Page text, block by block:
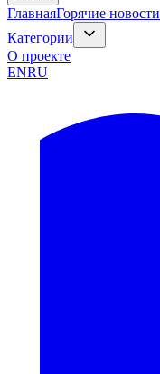
ГлавнаяГорячие новости
Категории
О проекте
ENRU